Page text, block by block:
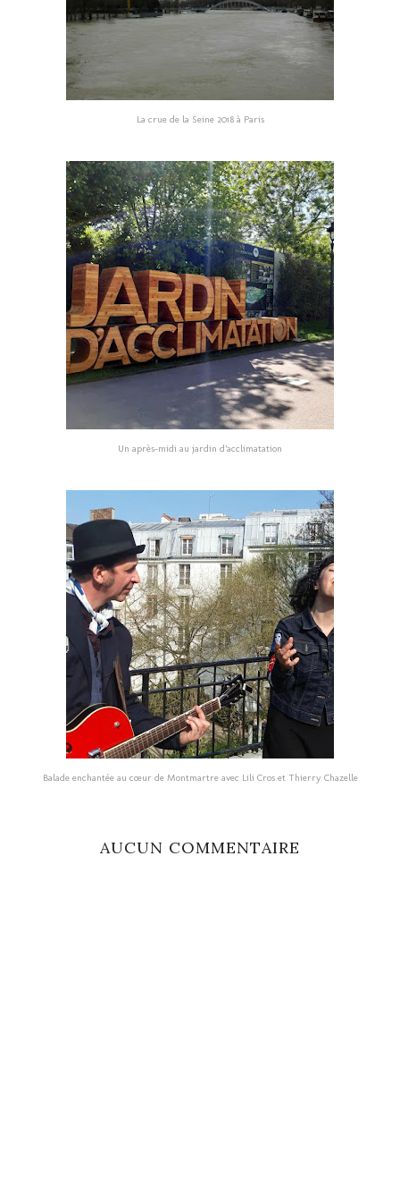
La crue de la Seine 2018 à Paris
Un après-midi au jardin d’acclimatation
Balade enchantée au cœur de Montmartre avec Lili Cros et Thierry Chazelle
AUCUN COMMENTAIRE